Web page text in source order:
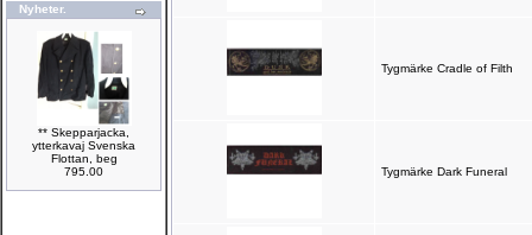
Nyheter.
** Skepparjacka,
ytterkavaj Svenska
Flottan, beg
795.00
Tygmärke Cradle of Filth
Tygmärke Dark Funeral